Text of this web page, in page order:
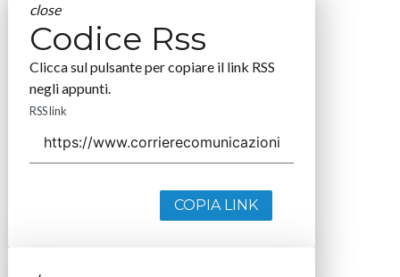
close
Codice Rss
Clicca sul pulsante per copiare il link RSS
negli appunti.
RSS link
COPIA LINK